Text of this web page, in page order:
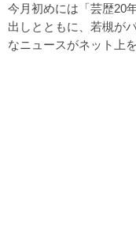
今月初めには「芸歴20
出しとともに、若槻が
なニュースがネット上